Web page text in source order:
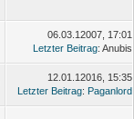
06.03.12007, 17:01
Letzter Beitrag: Anubis
12.01.12016, 15:35
Letzter Beitrag: Paganlord